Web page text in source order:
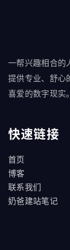
一帮兴趣相合的
提供专业、舒心
喜爱的数字现实
快速链接
首页
博客
联系我们
奶爸建站笔记